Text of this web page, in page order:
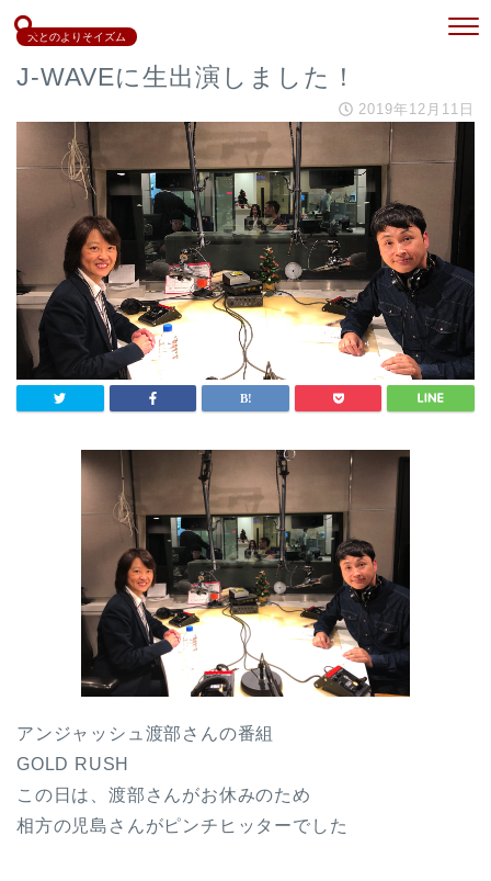
犬とのよりそイズム
J-WAVEに生出演しました！
2019年12月11日
アンジャッシュ渡部さんの番組
GOLD RUSH
この日は、渡部さんがお休みのため
相方の児島さんがピンチヒッターでした